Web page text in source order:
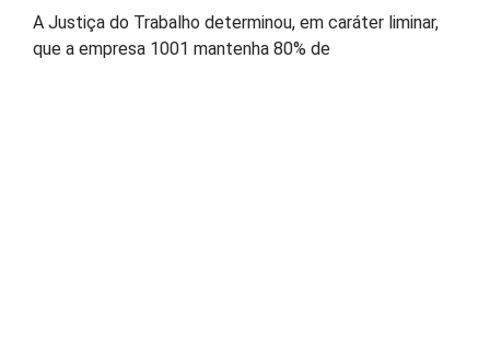
A Justiça do Trabalho determinou, em caráter liminar,
que a empresa 1001 mantenha 80% de